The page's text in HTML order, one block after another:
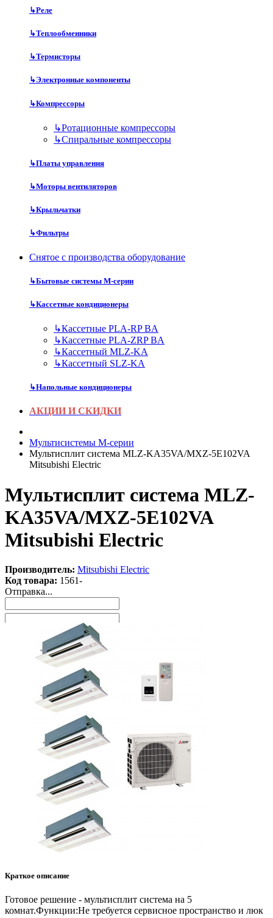
↳Реле
↳Теплообменники
↳Термисторы
↳Электронные компоненты
↳Компрессоры
↳Ротационные компрессоры
↳Спиральные компрессоры
↳Платы управления
↳Моторы вентиляторов
↳Крыльчатки
↳Фильтры
Снятое с производства оборудование
↳Бытовые системы M-серии
↳Кассетные кондиционеры
↳Кассетные PLA-RP BA
↳Кассетные PLA-ZRP BA
↳Кассетный MLZ-KA
↳Кассетный SLZ-KA
↳Напольные кондиционеры
АКЦИИ И СКИДКИ
Мультисистемы M-серии
Мультисплит система MLZ-KA35VA/MXZ-5E102VA
Mitsubishi Electric
Мультисплит система MLZ-
KA35VA/MXZ-5E102VA
Mitsubishi Electric
Производитель: Mitsubishi Electric
Код товара: 1561-
Отправка...
Заказать звонок
Нажимая
кнопку
«заказать
звонок»
согласие
на
обработку
персональных
данных.
Краткое описание
Готовое решение - мультисплит система на 5
комнат.Функции:Не требуется сервисное пространство и люк